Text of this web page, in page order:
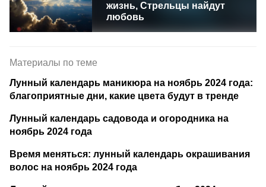
жизнь, Стрельцы найдут
любовь
Материалы по теме
Лунный календарь маникюра на ноябрь 2024 года:
благоприятные дни, какие цвета будут в тренде
Лунный календарь садовода и огородника на
ноябрь 2024 года
Время меняться: лунный календарь окрашивания
волос на ноябрь 2024 года